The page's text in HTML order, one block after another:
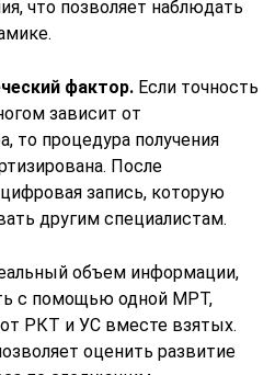
что позволяет наблюдать
фактор. Если точность
зависит от
то процедура получения
После
запись, которую
другим специалистам.
объем информации,
с помощью одной МРТ,
РКТ и УС вместе взятых.
оценить развитие